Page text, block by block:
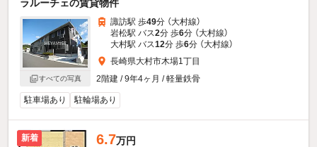
ラルーチェの賃貸物件
すべての写真
諏訪駅 歩49分 （大村線）
岩松駅 バス2分 歩6分 （大村線）
大村駅 バス12分 歩6分 （大村線）
長崎県大村市木場1丁目
2階建 / 9年4ヶ月 / 軽量鉄骨
駐車場あり 駐輪場あり
新着 6.7万円